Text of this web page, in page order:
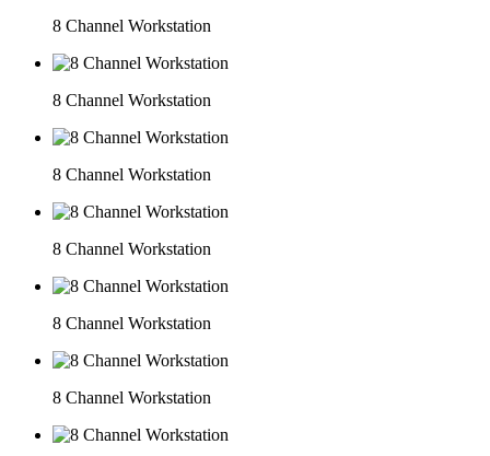
8 Channel Workstation
8 Channel Workstation
8 Channel Workstation
8 Channel Workstation
8 Channel Workstation
8 Channel Workstation